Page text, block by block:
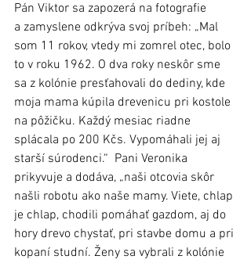
Pán Viktor sa zapozerá na fotografie
a zamyslene odkrýva svoj príbeh: „Mal
som 11 rokov, vtedy mi zomrel otec, bolo
to v roku 1962. O dva roky neskôr sme
sa z kolónie presťahovali do dediny, kde
moja mama kúpila drevenicu pri kostole
na pôžičku. Každý mesiac riadne
splácala po 200 Kčs. Vypomáhali jej aj
starší súrodenci.“  Pani Veronika
prikyvuje a dodáva, „naši otcovia skôr
našli robotu ako naše mamy. Viete, chlap
je chlap, chodili pomáhať gazdom, aj do
hory drevo chystať, pri stavbe domu a pri
kopaní studní. Ženy sa vybrali z kolónie